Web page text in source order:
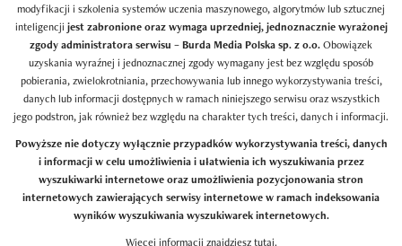
modyfikacji i szkolenia systemów uczenia maszynowego, algorytmów lub sztucznej
inteligencji jest zabronione oraz wymaga uprzedniej, jednoznacznie wyrażonej
zgody administratora serwisu – Burda Media Polska sp. z o.o.Obowiązek
uzyskania wyraźnej i jednoznacznej zgody wymagany jest bez względu sposób
pobierania, zwielokrotniania, przechowywania lub innego wykorzystywania treści,
danych lub informacji dostępnych w ramach niniejszego serwisu oraz wszystkich
jego podstron, jak również bez względu na charakter tych treści, danych i informacji.
Powyższe nie dotyczy wyłącznie przypadków wykorzystywania treści, danych
i informacji w celu umożliwienia i ułatwienia ich wyszukiwania przez
wyszukiwarki internetowe oraz umożliwienia pozycjonowania stron
internetowych zawierających serwisy internetowe w ramach indeksowania
wyników wyszukiwania wyszukiwarek internetowych.
Więcej informacji znajdziesztutaj.